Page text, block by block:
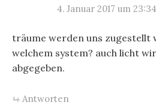
4. Januar 2017 um
träume werden uns zugestellt
welchem system? auch licht
abgegeben.
Antworten